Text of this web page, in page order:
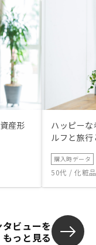
産形
ハッピー
ルフと旅
購入時データ
50代 / 化粧
ビューを
もっと見る